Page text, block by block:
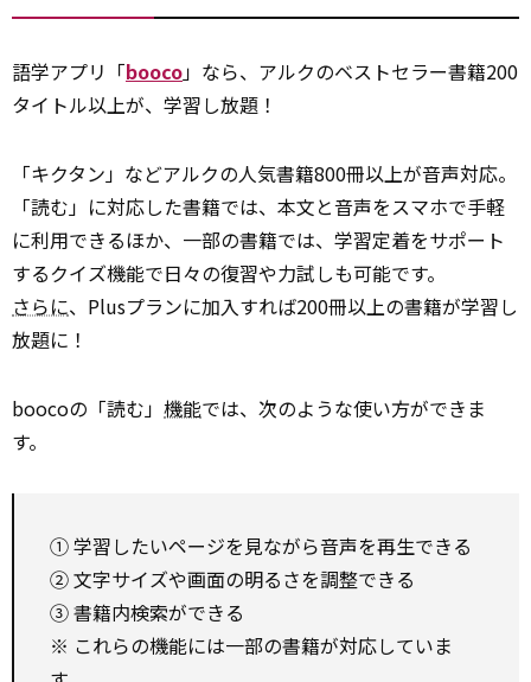
語学アプリ「booco」なら、アルクのベストセラー書籍200
タイトル以上が、学習し放題！
「キクタン」などアルクの人気書籍800冊以上が音声対応。
「読む」に対応した書籍では、本文と音声をスマホで手軽
に利用できるほか、一部の書籍では、学習定着をサポート
するクイズ機能で日々の復習や力試しも可能です。
さらに、Plusプランに加入すれば200冊以上の書籍が学習し
放題に！
boocoの「読む」 機能では、次のような使い方ができま
す。
① 学習したいページを見ながら音声を再生できる
② 文字サイズや画面の明るさを調整できる
③ 書籍内検索ができる
※ これらの機能には一部の書籍が対応していま